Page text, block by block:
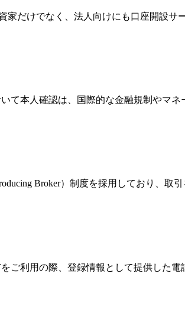
家だけでなく、法人向けにも口座開設
て本人確認は、国際的な金融規制やマ
Broker）制度を採用しており、
ご利用の際、登録情報として提供した